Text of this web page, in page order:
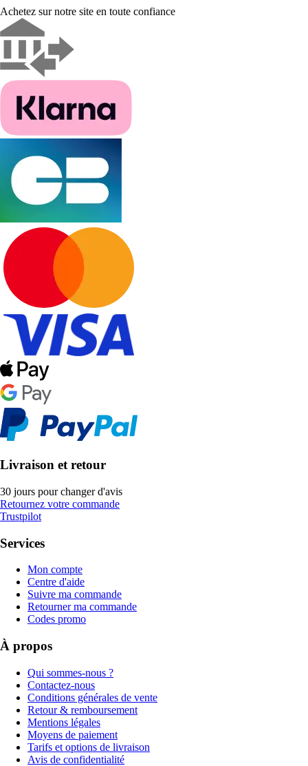
Achetez sur notre site en toute confiance
Livraison et retour
30 jours pour changer d'avis
Retournez votre commande
Trustpilot
Services
Mon compte
Centre d'aide
Suivre ma commande
Retourner ma commande
Codes promo
À propos
Qui sommes-nous ?
Contactez-nous
Conditions générales de vente
Retour & remboursement
Mentions légales
Moyens de paiement
Tarifs et options de livraison
Avis de confidentialité